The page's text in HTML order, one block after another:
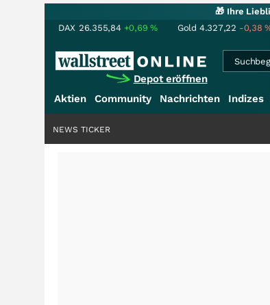
🎁 Ihre
DAX 26.355,84 +0,69% Gold 4.327,22 -0,38
Depot eröffnen
Aktien Community Nachrichten Indizes
NEWS TICKER